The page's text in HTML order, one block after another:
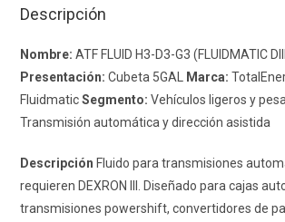
Descripción
Nombre: ATF FLUID H3-D3-G3 (FLUIDMATIC
Presentación: Cubeta 5GAL Marca:
FluidmaticSegmento: Vehículos ligeros y
Transmisión automática y dirección asistida
Descripción Fluido para transmisiones
requieren DEXRON III. Diseñado para cajas
transmisiones powershift, convertidores de